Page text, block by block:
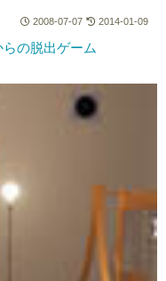
2008-07-07 2014-01-09
の脱出ゲーム